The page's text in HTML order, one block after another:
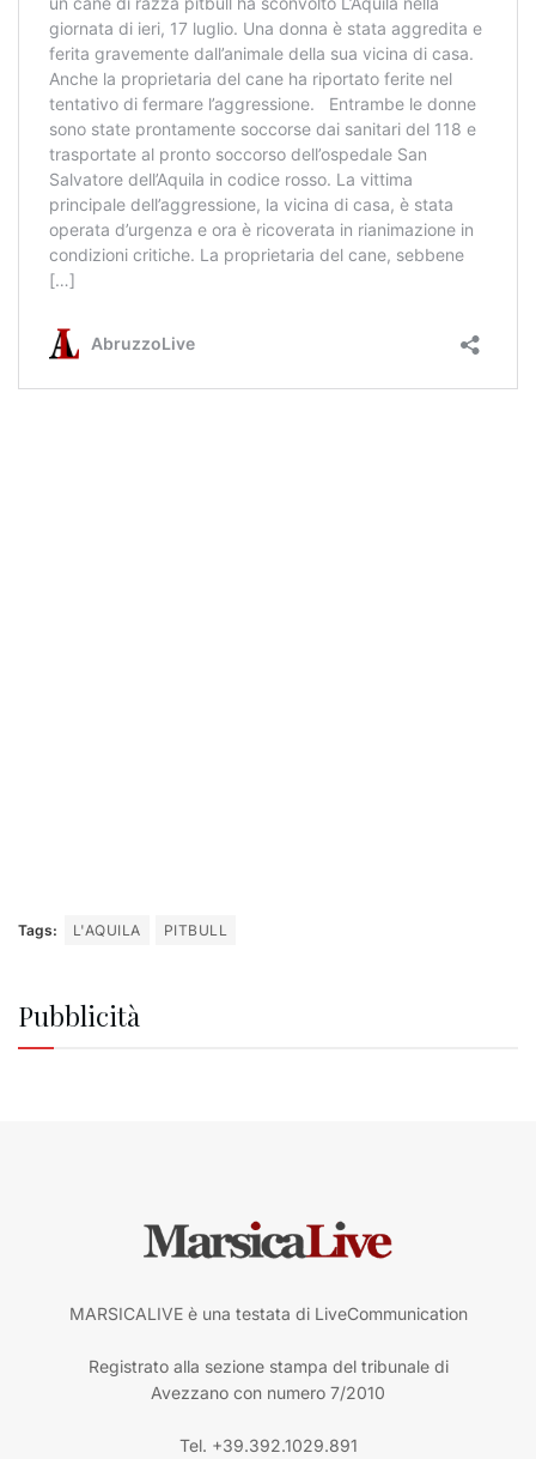
Tags: L'AQUILA PITBULL
Pubblicità
MARSICALIVE è una testata di LiveCommunication
Registrato alla sezione stampa del tribunale di
Avezzano con numero 7/2010
Tel. +39.392.1029.891